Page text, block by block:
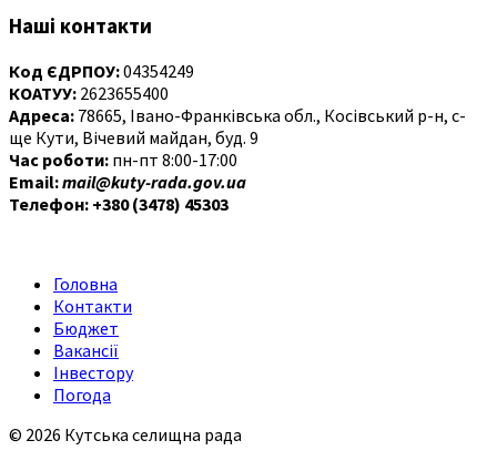
Наші контакти
Код ЄДРПОУ:04354249
КОАТУУ: 2623655400
Адреса: 78665, Івано-Франківська обл., Косівський р-н, с-
ще Кути, Вічевий майдан, буд. 9
Час роботи: пн-пт 8:00-17:00
Email:mail@kuty-rada.gov.ua
Телефон: +380 (3478) 45303
Головна
Контакти
Бюджет
Вакансії
Інвестору
Погода
© 2026 Кутська селищна рада